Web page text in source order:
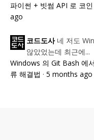
파이썬 + 빗썸 API 로 코
ago
코드도사 네 저도
않았었는데 최근에...
Windows 의 Git Bash 에
류 해결법 · 5 months ago